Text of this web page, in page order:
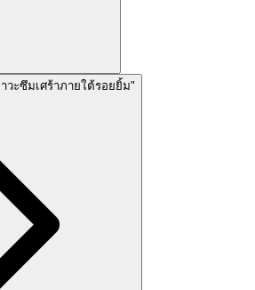
ะซึมเศร้าภายใต้รอยยิ้ม"